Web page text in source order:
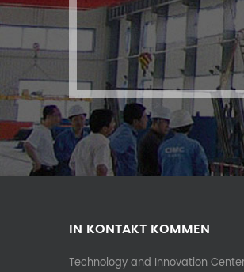
IN KONTAKT KOMMEN
Technology and Innovation